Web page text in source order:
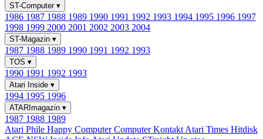
ST-Computer ▾
1986 1987 1988 1989 1990 1991 1992 1993 1994 1995 1996 1997
1998 1999 2000 2001 2002 2003 2004
ST-Magazin ▾
1987 1988 1989 1990 1991 1992 1993
TOS ▾
1990 1991 1992 1993
Atari Inside ▾
1994 1995 1996
ATARImagazin ▾
1987 1988 1989
Atari Phile Happy ComputerComputer Kontakt Atari Times Hitdisk